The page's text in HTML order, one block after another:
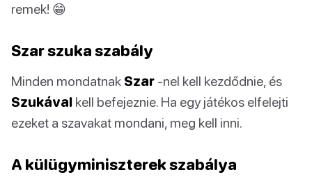
remek! 😁
Szar szuka szabály
Minden mondatnak Szar -nel kell kezdődnie, és
Szukával kell befejeznie. Ha egy játékos elfelejti
ezeket a szavakat mondani, meg kell inni.
A külügyminiszterek szabálya